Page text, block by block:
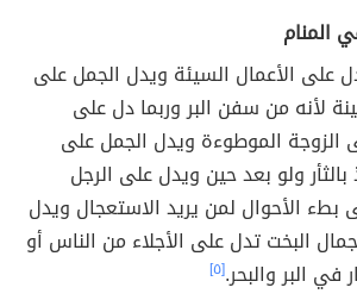
المنام
على الأعمال السيئة ويدل الجمل على
لأنه من سفن البر وربما دل على
الزوجة الموطوءة ويدل الجمل على
بالثأر ولو بعد حين ويدل على الرجل
بطء الأحوال لمن يريد الاستعجال ويدل
البخت تدل على الأجلاء من الناس أو
في البر والبحر.[٥]